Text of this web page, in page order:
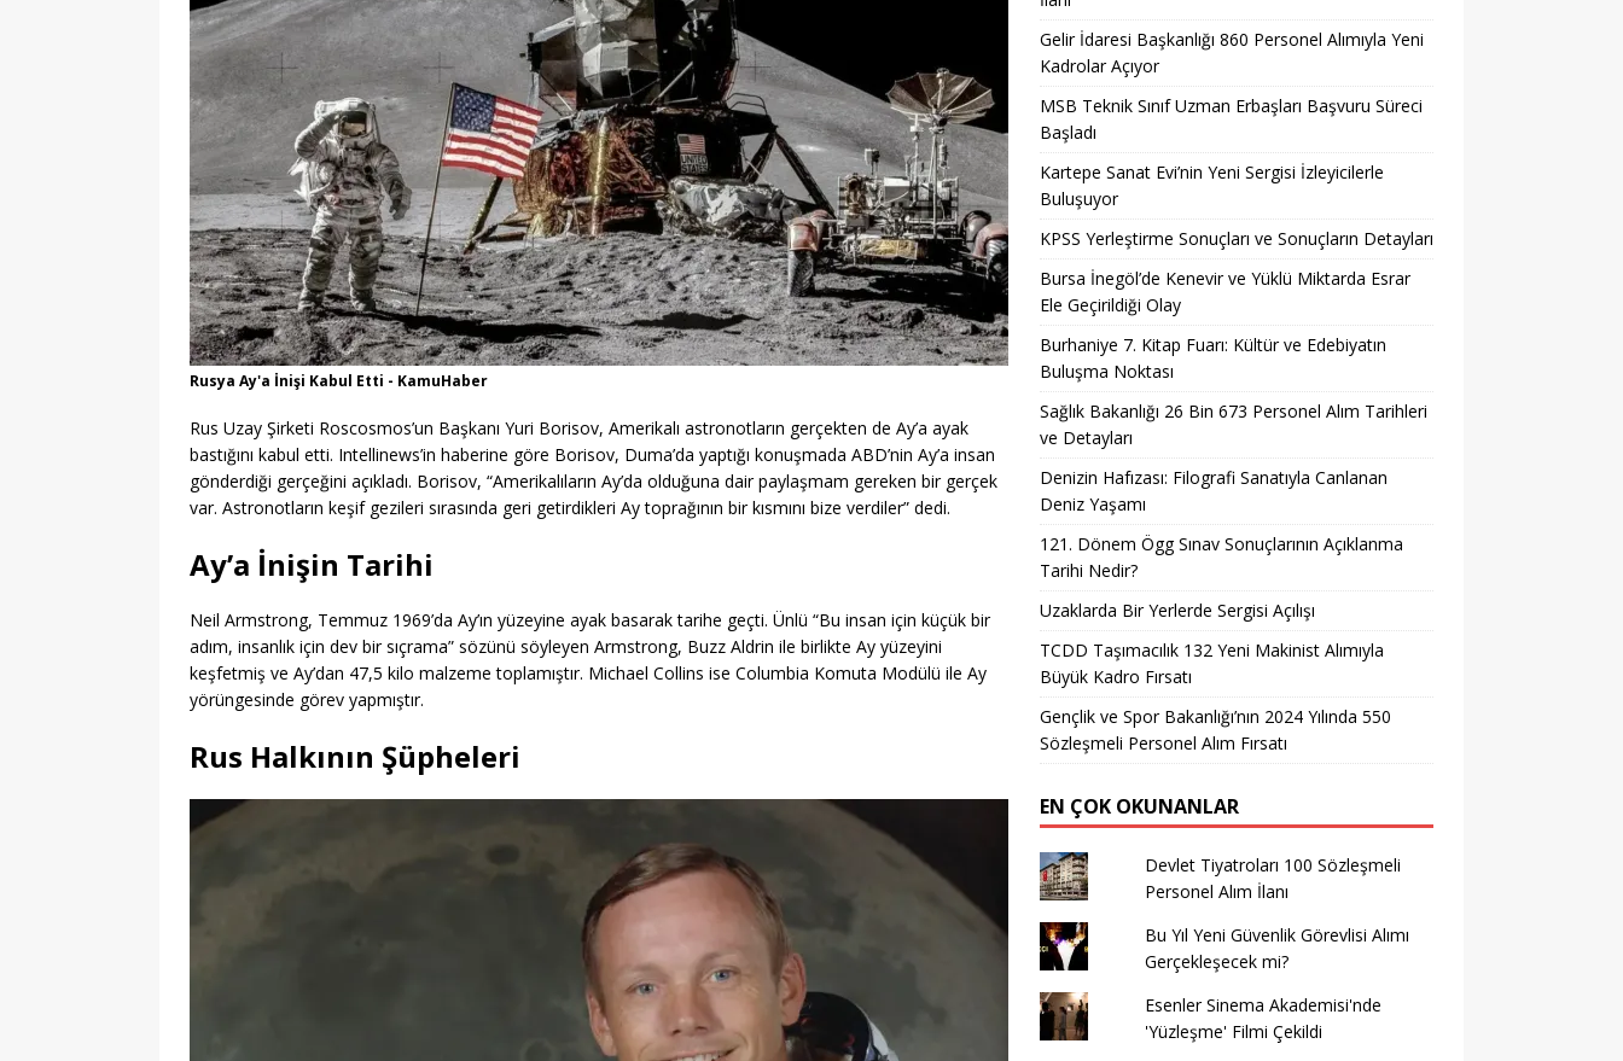
Rusya Ay'a İnişi Kabul Etti - KamuHaber
Rus Uzay Şirketi Roscosmos’un Başkanı Yuri Borisov, Amerikalı astronotların gerçekten de Ay’a ayak
bastığını kabul etti. Intellinews’in haberine göre Borisov, Duma’da yaptığı konuşmada ABD’nin Ay’a insan
gönderdiği gerçeğini açıkladı. Borisov, “Amerikalıların Ay’da olduğuna dair paylaşmam gereken bir gerçek
var. Astronotların keşif gezileri sırasında geri getirdikleri Ay toprağının bir kısmını bize verdiler” dedi.
Ay’a İnişin Tarihi
Neil Armstrong, Temmuz 1969’da Ay’ın yüzeyine ayak basarak tarihe geçti. Ünlü “Bu insan için küçük bir
adım, insanlık için dev bir sıçrama” sözünü söyleyen Armstrong, Buzz Aldrin ile birlikte Ay yüzeyini
keşfetmiş ve Ay’dan 47,5 kilo malzeme toplamıştır. Michael Collins ise Columbia Komuta Modülü ile Ay
yörüngesinde görev yapmıştır.
Rus Halkının Şüpheleri
Gelir İdaresi Başkanlığı 860 Personel Alımıyla Yeni
Kadrolar Açıyor
MSB Teknik Sınıf Uzman Erbaşları Başvuru Süreci
Başladı
Kartepe Sanat Evi’nin Yeni Sergisi İzleyicilerle
Buluşuyor
KPSS Yerleştirme Sonuçları ve Sonuçların Detayları
Bursa İnegöl’de Kenevir ve Yüklü Miktarda Esrar
Ele Geçirildiği Olay
Burhaniye 7. Kitap Fuarı: Kültür ve Edebiyatın
Buluşma Noktası
Sağlık Bakanlığı 26 Bin 673 Personel Alım Tarihleri
ve Detayları
Denizin Hafızası: Filografi Sanatıyla Canlanan
Deniz Yaşamı
121. Dönem Ögg Sınav Sonuçlarının Açıklanma
Tarihi Nedir?
Uzaklarda Bir Yerlerde Sergisi Açılışı
TCDD Taşımacılık 132 Yeni Makinist Alımıyla
Büyük Kadro Fırsatı
Gençlik ve Spor Bakanlığı’nın 2024 Yılında 550
Sözleşmeli Personel Alım Fırsatı
EN ÇOK OKUNANLAR
Devlet Tiyatroları 100 Sözleşmeli
Personel Alım İlanı
Bu Yıl Yeni Güvenlik Görevlisi Alımı
Gerçekleşecek mi?
Esenler Sinema Akademisi'nde
'Yüzleşme' Filmi Çekildi